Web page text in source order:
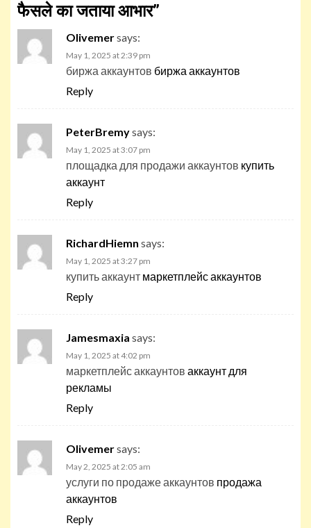
फैसले का जताया आभार”
Olivemersays:
May 1, 2025 at 2:39 pm
биржа аккаунтов биржа аккаунтов
Reply
PeterBremysays:
May 1, 2025 at 3:07 pm
площадка для продажи аккаунтов купить
аккаунт
Reply
RichardHiemn says:
May 1, 2025 at 3:27 pm
купить аккаунт маркетплейс аккаунтов
Reply
Jamesmaxia says:
May 1, 2025 at 4:02 pm
маркетплейс аккаунтов аккаунт для
рекламы
Reply
Olivemersays:
May 2, 2025 at 2:05 am
услуги по продаже аккаунтов продажа
аккаунтов
Reply